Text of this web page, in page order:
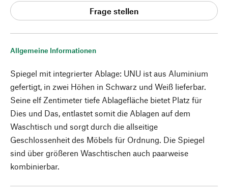
Allgemeine Informationen
Spiegel mit integrierter Ablage: UNU ist aus Aluminium
gefertigt, in zwei Höhen in Schwarz und Weiß lieferbar.
Seine elf Zentimeter tiefe Ablagefläche bietet Platz für
Dies und Das, entlastet somit die Ablagen auf dem
Waschtisch und sorgt durch die allseitige
Geschlossenheit des Möbels für Ordnung. Die Spiegel
sind über größeren Waschtischen auch paarweise
kombinierbar.
Frage stellen